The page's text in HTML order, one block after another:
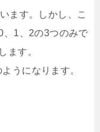
ます。しかし、こ
、1、2の3つのみで
ます。
うになります。